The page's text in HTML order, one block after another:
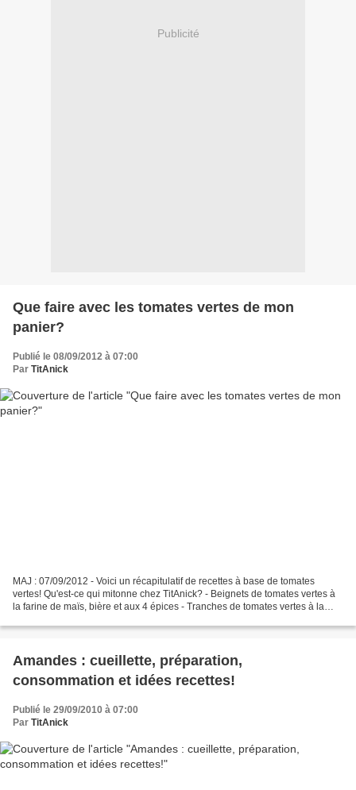
Publicité
Que faire avec les tomates vertes de mon
panier?
Publié le 08/09/2012 à 07:00
Par TitAnick
MAJ : 07/09/2012 - Voici un récapitulatif de recettes à base de tomates
vertes! Qu'est-ce qui mitonne chez TitAnick? - Beignets de tomates vertes à
la farine de maïs, bière et aux 4 épices - Tranches de tomates vertes à la
Amandes : cueillette, préparation,
consommation et idées recettes!
Publié le 29/09/2010 à 07:00
Par TitAnick